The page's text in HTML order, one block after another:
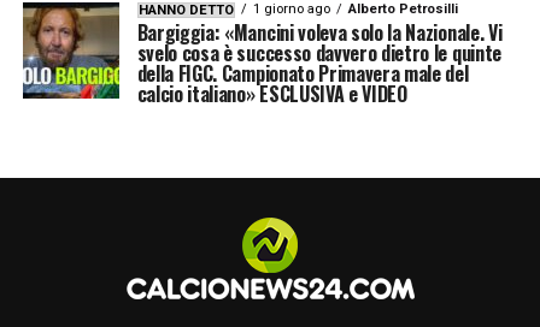
HANNO DETTO 1 giorno ago Alberto Petrosilli
Bargiggia: «Mancini voleva solo la Nazionale. Vi
svelo cosa è successo davvero dietro le quinte
della FIGC. Campionato Primavera male del
calcio italiano» ESCLUSIVA e VIDEO